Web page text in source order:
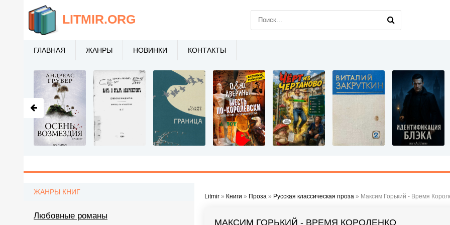
Litmir » Книги » Проза » Русская классическая проза » Максим Горький - Время
МАКСИМ ГОРЬКИЙ - ВРЕМЯ КОРОЛЕНКО
ЖАНРЫ КНИГ
Любовные романы
LITMIR.ORG
ГЛАВНАЯ ЖАНРЫ НОВИНКИ КОНТАКТЫ